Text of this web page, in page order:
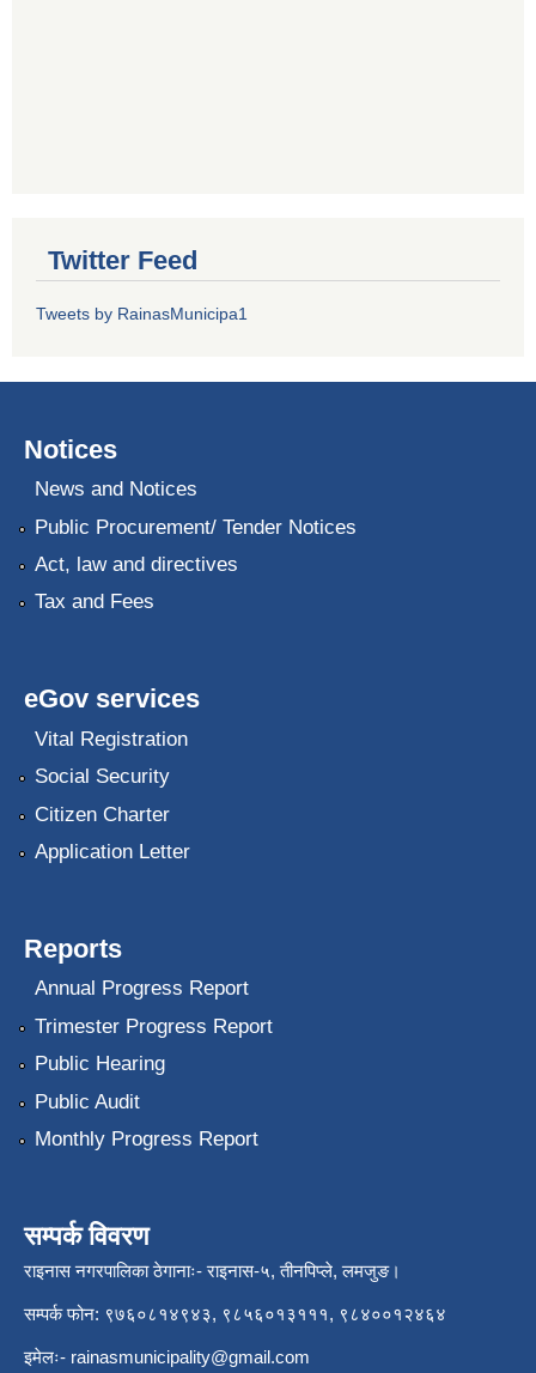
Twitter Feed
Tweets by RainasMunicipa1
Notices
News and Notices
Public Procurement/ Tender Notices
Act, law and directives
Tax and Fees
eGov services
Vital Registration
Social Security
Citizen Charter
Application Letter
Reports
Annual Progress Report
Trimester Progress Report
Public Hearing
Public Audit
Monthly Progress Report
सम्पर्क विवरण
राइनास नगरपालिका ठेगानाः- राइनास-५, तीनपिप्ले, लमजुङ।
सम्पर्क फोन: ९७६०८१४९४३, ९८५६०१३१११, ९८४००१२४६४
इमेलः- rainasmunicipality@gmail.com